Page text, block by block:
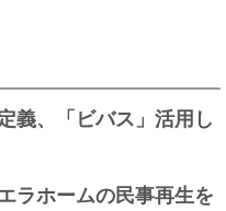
義、「ビバス」活用し
ラホームの民事再生を